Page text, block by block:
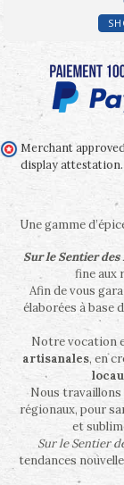
Merchant
display attestation.
Une gamme
Sur le Sentier des
fine aux
Afin de vous
élaborées à base
Notre vocation
artisanales, en
Nous travaillons
régionaux, pour
et
Sur le Sentier
tendances